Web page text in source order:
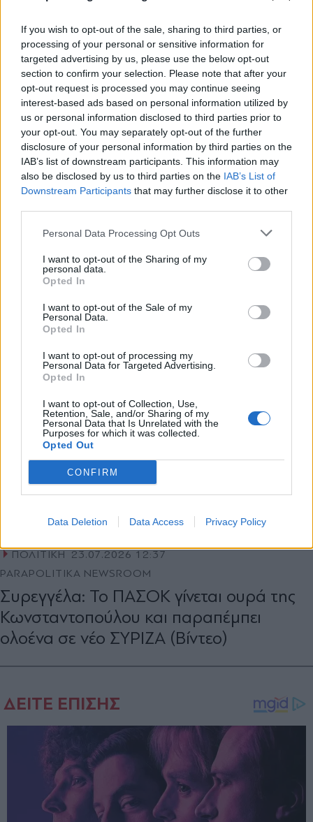
If you wish to opt-out of the sale, sharing to third parties, or
processing of your personal or sensitive information for
targeted advertising by us, please use the below opt-out
section to confirm your selection. Please note that after your
opt-out request is processed you may continue seeing
interest-based ads based on personal information utilized by
us or personal information disclosed to third parties prior to
your opt-out. You may separately opt-out of the further
disclosure of your personal information by third parties on the
IAB’s list of downstream participants. This information may
also be disclosed by us to third parties on the IAB’s List of
Downstream Participants that may further disclose it to other
Personal Data Processing Opt Outs
I want to opt-out of the Sharing of my
personal data.
Opted In
I want to opt-out of the Sale of my
Personal Data.
Opted In
I want to opt-out of processing my
Personal Data for Targeted Advertising.
Opted In
I want to opt-out of Collection, Use,
Retention, Sale, and/or Sharing of my
Personal Data that Is Unrelated with the
Purposes for which it was collected.
Opted Out
CONFIRM
Data Deletion Data Access Privacy Policy
Λιακούλη: Αποκαλυπτική της κατάστασης
που έχει περιέλθει το κράτος δικαίου στη
χώρα μας η συνέντευξη Κοβέσι
ΠΟΛΙΤΙΚΗ
23.07.2026 12:37
PARAPOLITIKA NEWSROOM
Συρεγγέλα: Το ΠΑΣΟΚ γίνεται ουρά της
Κωνσταντοπούλου και παραπέμπει
ολοένα σε νέο ΣΥΡΙΖΑ (Βίντεο)
Εγγραφή στο newsletter
Αποδέχομαι τους
και την πολιτική απορρήτου
X